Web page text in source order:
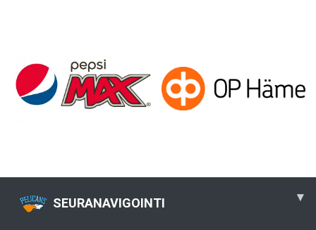
SEURANAVIGOINTI ▾